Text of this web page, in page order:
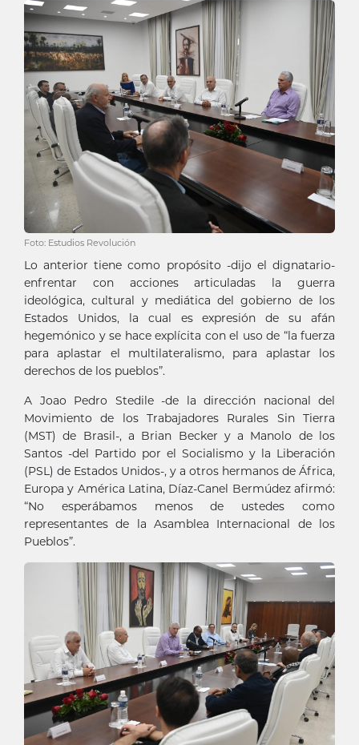
Foto: Estudios Revolución
Lo anterior tiene como propósito -dijo el dignatario-
enfrentar con acciones articuladas la guerra
ideológica, cultural y mediática del gobierno de los
Estados Unidos, la cual es expresión de su afán
hegemónico y se hace explícita con el uso de “la fuerza
para aplastar el multilateralismo, para aplastar los
derechos de los pueblos”.
A Joao Pedro Stedile -de la dirección nacional del
Movimiento de los Trabajadores Rurales Sin Tierra
(MST) de Brasil-, a Brian Becker y a Manolo de los
Santos -del Partido por el Socialismo y la Liberación
(PSL) de Estados Unidos-, y a otros hermanos de África,
Europa y América Latina, Díaz-Canel Bermúdez afirmó:
“No esperábamos menos de ustedes como
representantes de la Asamblea Internacional de los
Pueblos”.